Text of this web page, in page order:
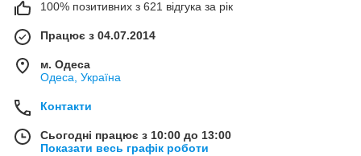
100% позитивних з 621 відгука за рік
Працює з 04.07.2014
м. Одеса
Одеса, Україна
Контакти
Сьогодні працює з 10:00 до 13:00
Показати весь графік роботи